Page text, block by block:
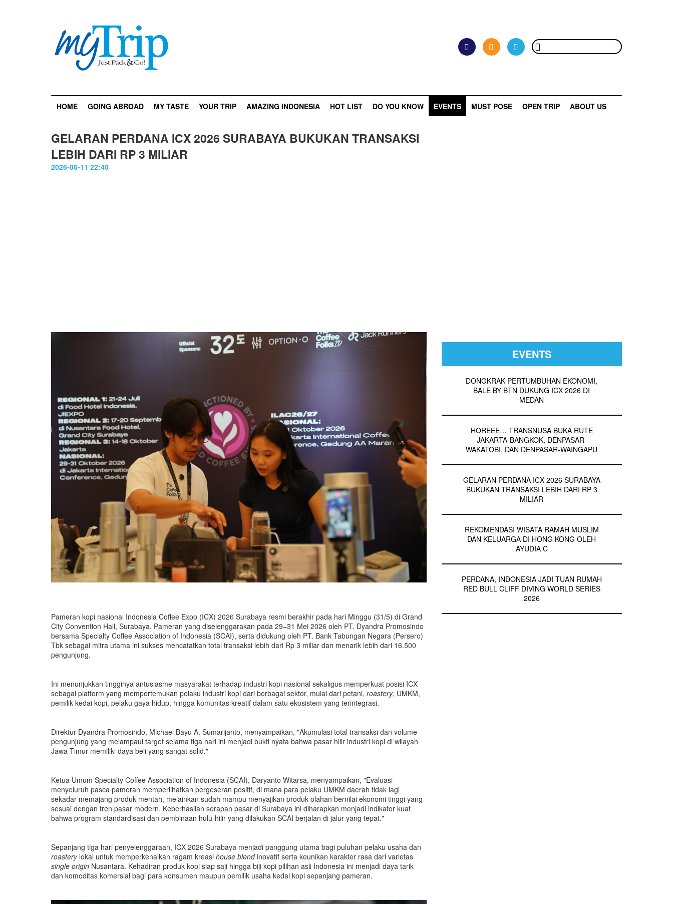
HOME GOING ABROAD MY TASTE YOUR TRIP AMAZING INDONESIA HOT LIST DO YOU KNOW EVENTS MUST POSE OPEN TRIP ABOUT US
GELARAN PERDANA ICX 2026 SURABAYA BUKUKAN TRANSAKSI
LEBIH DARI RP 3 MILIAR
2026-06-11 22:40
Pameran kopi nasional Indonesia Coffee Expo (ICX) 2026 Surabaya resmi berakhir pada hari Minggu (31/5) di Grand
City Convention Hall, Surabaya. Pameran yang diselenggarakan pada 29–31 Mei 2026 oleh PT. Dyandra Promosindo
bersama Specialty Coffee Association of Indonesia (SCAI), serta didukung oleh PT. Bank Tabungan Negara (Persero)
Tbk sebagai mitra utama ini sukses mencatatkan total transaksi lebih dari Rp 3 miliar dan menarik lebih dari 16.500
pengunjung.
Ini menunjukkan tingginya antusiasme masyarakat terhadap industri kopi nasional sekaligus memperkuat posisi ICX
sebagai platform yang mempertemukan pelaku industri kopi dari berbagai sektor, mulai dari petani, roastery, UMKM,
pemilik kedai kopi, pelaku gaya hidup, hingga komunitas kreatif dalam satu ekosistem yang terintegrasi.
Direktur Dyandra Promosindo, Michael Bayu A. Sumarijanto, menyampaikan, "Akumulasi total transaksi dan volume
pengunjung yang melampaui target selama tiga hari ini menjadi bukti nyata bahwa pasar hilir industri kopi di wilayah
Jawa Timur memiliki daya beli yang sangat solid."
Ketua Umum Specialty Coffee Association of Indonesia (SCAI), Daryanto Witarsa, menyampaikan, "Evaluasi
menyeluruh pasca pameran memperlihatkan pergeseran positif, di mana para pelaku UMKM daerah tidak lagi
sekadar memajang produk mentah, melainkan sudah mampu menyajikan produk olahan bernilai ekonomi tinggi yang
sesuai dengan tren pasar modern. Keberhasilan serapan pasar di Surabaya ini diharapkan menjadi indikator kuat
bahwa program standardisasi dan pembinaan hulu-hilir yang dilakukan SCAI berjalan di jalur yang tepat."
Sepanjang tiga hari penyelenggaraan, ICX 2026 Surabaya menjadi panggung utama bagi puluhan pelaku usaha dan
roastery lokal untuk memperkenalkan ragam kreasi house blendinovatif serta keunikan karakter rasa dari varietas
single origin Nusantara. Kehadiran produk kopi siap saji hingga biji kopi pilihan asli Indonesia ini menjadi daya tarik
dan komoditas komersial bagi para konsumen maupun pemilik usaha kedai kopi sepanjang pameran.
EVENTS
DONGKRAK PERTUMBUHAN EKONOMI,
BALE BY BTN DUKUNG ICX 2026 DI
MEDAN
HOREEE… TRANSNUSA BUKA RUTE
JAKARTA-BANGKOK, DENPASAR-
WAKATOBI, DAN DENPASAR-WAINGAPU
GELARAN PERDANA ICX 2026 SURABAYA
BUKUKAN TRANSAKSI LEBIH DARI RP 3
MILIAR
REKOMENDASI WISATA RAMAH MUSLIM
DAN KELUARGA DI HONG KONG OLEH
AYUDIA C
PERDANA, INDONESIA JADI TUAN RUMAH
RED BULL CLIFF DIVING WORLD SERIES
2026